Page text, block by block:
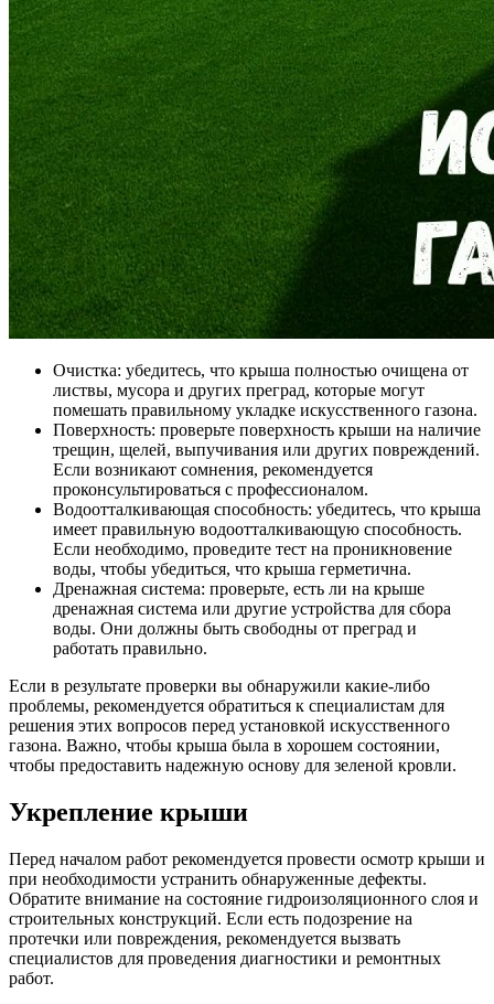
Очистка: убедитесь, что крыша полностью очищена от
листвы, мусора и других преград, которые могут
помешать правильному укладке искусственного газона.
Поверхность: проверьте поверхность крыши на наличие
трещин, щелей, выпучивания или других повреждений.
Если возникают сомнения, рекомендуется
проконсультироваться с профессионалом.
Водоотталкивающая способность: убедитесь, что крыша
имеет правильную водоотталкивающую способность.
Если необходимо, проведите тест на проникновение
воды, чтобы убедиться, что крыша герметична.
Дренажная система: проверьте, есть ли на крыше
дренажная система или другие устройства для сбора
воды. Они должны быть свободны от преград и
работать правильно.
Если в результате проверки вы обнаружили какие-либо
проблемы, рекомендуется обратиться к специалистам для
решения этих вопросов перед установкой искусственного
газона. Важно, чтобы крыша была в хорошем состоянии,
чтобы предоставить надежную основу для зеленой кровли.
Укрепление крыши
Перед началом работ рекомендуется провести осмотр крыши и
при необходимости устранить обнаруженные дефекты.
Обратите внимание на состояние гидроизоляционного слоя и
строительных конструкций. Если есть подозрение на
протечки или повреждения, рекомендуется вызвать
специалистов для проведения диагностики и ремонтных
работ.